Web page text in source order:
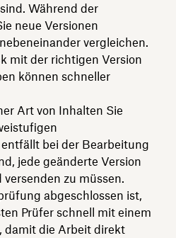
Während der
neue Versionen
vergleichen.
mit der richtigen Version
können schneller
Art von Inhalten Sie
bei der Bearbeitung
jede geänderte Version
zu müssen.
abgeschlossen ist,
Prüfer schnell mit einem
damit die Arbeit direkt